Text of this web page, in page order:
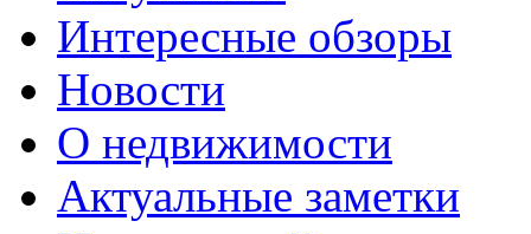
Интересные обзоры
Новости
О недвижимости
Актуальные заметки